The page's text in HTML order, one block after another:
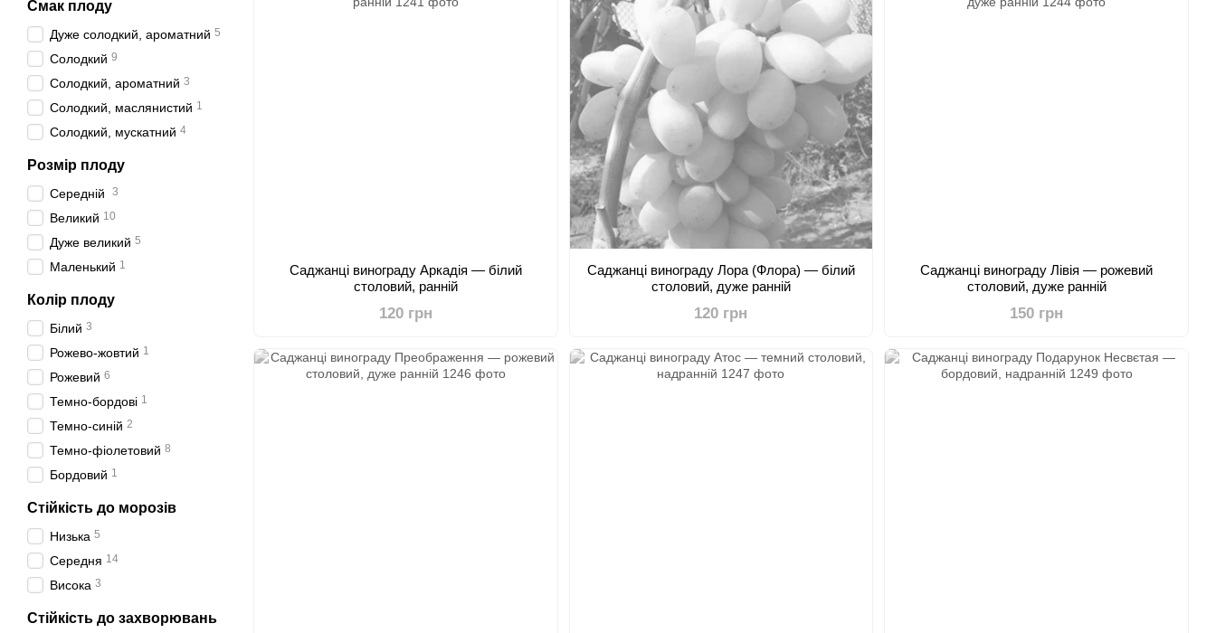
Саджанці винограду Аркадія — білий
столовий, ранній
120 грн
Саджанці винограду Лора (Флора) — білий
столовий, дуже ранній
120 грн
Саджанці винограду Лівія — рожевий
столовий, дуже ранній
150 грн
Смак плоду
Дуже солодкий, ароматний 5
Солодкий 9
Солодкий, ароматний 3
Солодкий, маслянистий 1
Солодкий, мускатний 4
Розмір плоду
Середній 3
Великий 10
Дуже великий 5
Маленький 1
Колір плоду
Білий 3
Рожево-жовтий 1
Рожевий 6
Темно-бордові 1
Темно-синій 2
Темно-фіолетовий 8
Бордовий 1
Стійкість до морозів
Низька 5
Середня 14
Висока 3
Стійкість до захворювань